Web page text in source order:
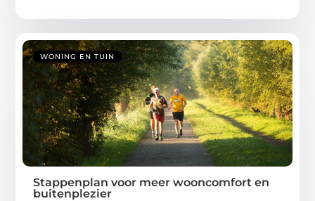
WONING EN TUIN
Stappenplan voor meer wooncomfort en
buitenplezier